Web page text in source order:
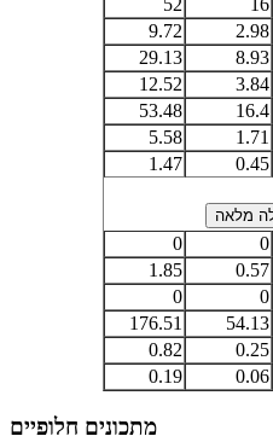
16
52
2.98
9.72
8.93
29.13
3.84
12.52
16.4
53.48
1.71
5.58
0.45
1.47
0
0
0.57
1.85
0
0
54.13
176.51
0.25
0.82
0.06
0.19
מתכונים חלופיים